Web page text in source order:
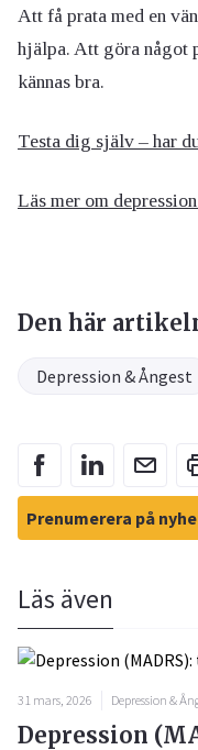
Att få prata med en
hjälpa. Att göra något
kännas bra.
Testa dig själv – har
Läs mer om
Den här
Depression & Ångest
Prenumerera på
Läs även
31 mars, 2026 Depression &
Depression